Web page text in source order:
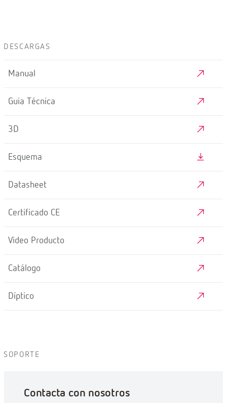
DESCARGAS
Manual
Guia Técnica
3D
Esquema
Datasheet
Certificado CE
Video Producto
Catálogo
Díptico
SOPORTE
Contacta con nosotros